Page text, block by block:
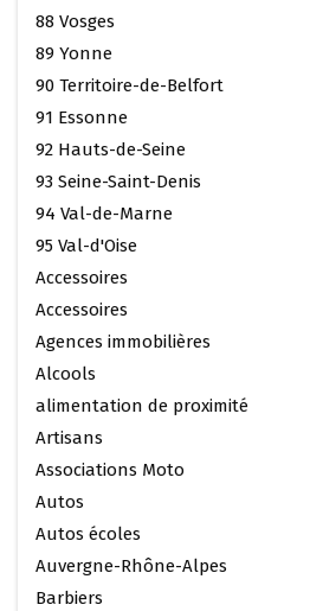
88 Vosges
89 Yonne
90 Territoire-de-Belfort
91 Essonne
92 Hauts-de-Seine
93 Seine-Saint-Denis
94 Val-de-Marne
95 Val-d'Oise
Accessoires
Accessoires
Agences immobilières
Alcools
alimentation de proximité
Artisans
Associations Moto
Autos
Autos écoles
Auvergne-Rhône-Alpes
Barbiers